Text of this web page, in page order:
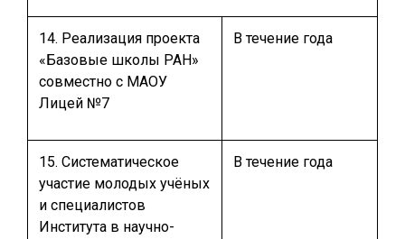
14. Реализация проекта
«Базовые школы РАН»
совместно с МАОУ
Лицей №7
В течение года
15. Систематическое
участие молодых учёных
и специалистов
Института в научно-
В течение года